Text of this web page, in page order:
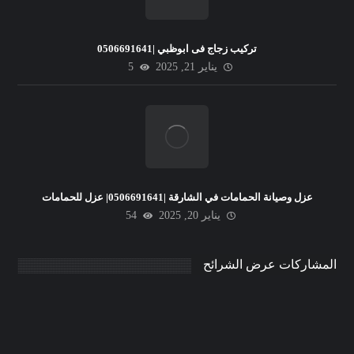
تركيب زجاج فى ابوظبي |0506691641
يناير 21, 2025
5
عزل وصيانة الحمامات في الشارقة |0506691641| عزل للحمامات
يناير 20, 2025
54
المشاركات عرض الشرائح